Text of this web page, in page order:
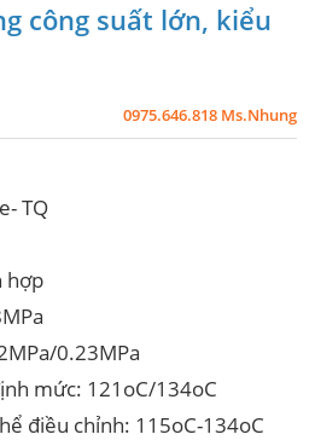
công suất lớn, kiểu
0975.646.818 Ms.Nhung
TQ
hợp
0.23MPa
mức: 121oC/134oC
điều chỉnh: 115oC-134oC